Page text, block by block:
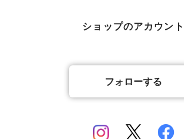
香川県丸亀市綾歌町産
山梨県北杜市明野町産
佐賀県神埼郡産
ショップのアカウント
フォローする